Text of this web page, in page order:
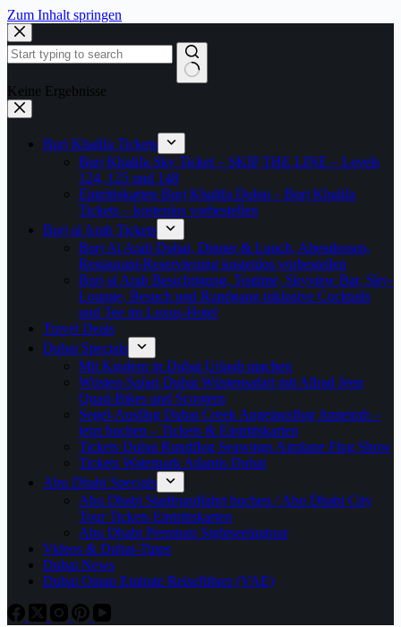
Zum Inhalt springen
Keine Ergebnisse
Burj Khalifa Tickets
Burj Khalifa Sky Ticket – SKIP THE LINE – Levels
124, 125 und 148
Eintrittskarten Burj Khalifa Dubai – Burj Khalifa
Tickets – kostenlos vorbestellen
Burj al Arab Tickets
Burj Al Arab Dubai, Dinner & Lunch, Abendessen,
Restaurant-Reservierung kostenlos vorbestellen
Burj al Arab Besichtigung, Teatime, Skyview Bar, Sky-
Lounge, Besuch und Rundgang inklusive Cocktails
und Tee im Luxus-Hotel
Travel Deals
Dubai Specials
Mit Kindern in Dubai Urlaub machen
Wüsten-Safari Dubai Wüstensafari mit Allrad Jeep
Quad-Bikes und Scootern
Segel-Ausflug Dubai Creek Angelausflug Jumeirah –
jetzt buchen – Tickets & Eintrittskarten
Tickets Dubai Rundflug Seawings Airplane Flug Show
Tickets Waterpark Atlantis Dubai
Abu Dhabi Specials
Abu Dhabi Stadtrundfahrt buchen / Abu Dhabi City
Tour Tickets Eintrittskarten
Abu Dhabi Premium Sightseeingtour
Videos & Dubai-Tipps
Dubai News
Dubai Oman Emirate Reiseführer (VAE)